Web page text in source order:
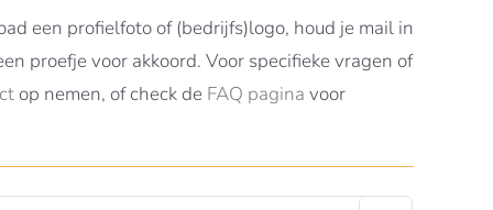
een profielfoto of (bedrijfs)logo, houd je mail in
proefje voor akkoord. Voor specifieke vragen of
op nemen, of check de FAQ pagina voor